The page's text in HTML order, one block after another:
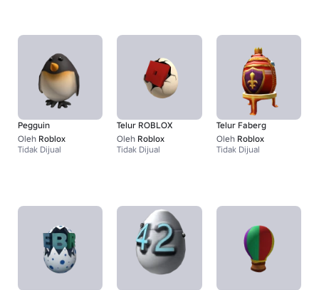
Pegguin
Oleh Roblox
Tidak Dijual
Telur ROBLOX
Oleh Roblox
Tidak Dijual
Telur Faberg
Oleh Roblox
Tidak Dijual